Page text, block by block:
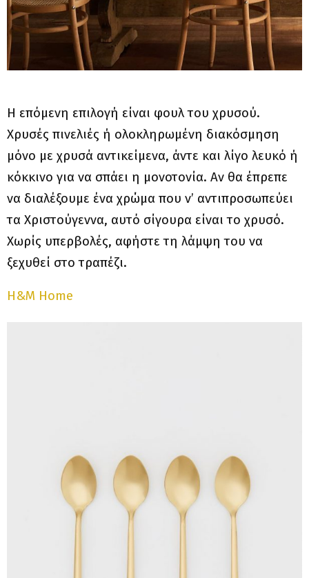
Η επόμενη επιλογή είναι φουλ του χρυσού.
Χρυσές πινελιές ή ολοκληρωμένη διακόσμηση
μόνο με χρυσά αντικείμενα, άντε και λίγο λευκό ή
κόκκινο για να σπάει η μονοτονία. Αν θα έπρεπε
να διαλέξουμε ένα χρώμα που ν’ αντιπροσωπεύει
τα Χριστούγεννα, αυτό σίγουρα είναι το χρυσό.
Χωρίς υπερβολές, αφήστε τη λάμψη του να
ξεχυθεί στο τραπέζι.
H&M Home